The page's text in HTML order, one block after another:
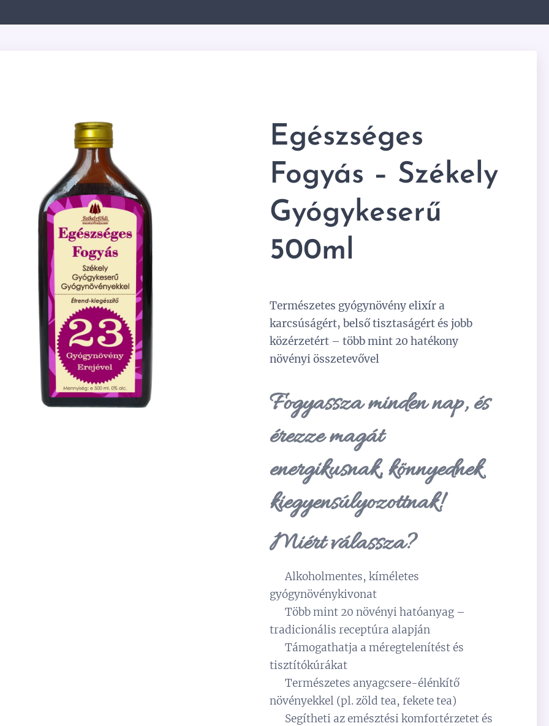
Egészséges
Fogyás – Székely
Gyógykeserű
500ml
Természetes gyógynövény elixír a
karcsúságért, belső tisztaságért és jobb
közérzetért – több mint 20 hatékony
növényi összetevővel
Fogyassza minden nap, és
érezze magát
energikusnak, könnyednek
kiegyensúlyozottnak!
Miért válassza?
✅ Alkoholmentes, kíméletes
gyógynövénykivonat
✅ Több mint 20 növényi hatóanyag –
tradicionális receptúra alapján
✅ Támogathatja a méregtelenítést és
tisztítókúrákat
✅ Természetes anyagcsere-élénkítő
növényekkel (pl. zöld tea, fekete tea)
✅ Segítheti az emésztési komfortérzetet és